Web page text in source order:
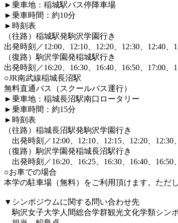
►乗車地：稲城駅バス停降車場
►乗車時間：約10分
►時刻表
（往路）稲城駅発駒沢学園行き
出発時刻／12:00、12:10、12:20、12:30、12:40、
（復路）駒沢学園発稲城駅行き
出発時刻／16:20、16:30、16:40、16:50、17:00、
○JR南武線稲城長沼駅
無料直通バス（スクールバス運行）
►乗車地：稲城長沼駅南口ロータリー
►乗車時間：約15分
►時刻表
（往路）稲城長沼駅発駒沢学園行き
出発時刻／12:00、12:10、12:15、12:20、12:30
（復路）駒沢学園発稲城長沼駅行き
出発時刻／16:20、16:25、16:30、16:40、16:50
○お車での場合
本学の駐車場（無料）をご利用頂けます。ただ
▼シンポジウムに関する問い合わせ先
駒沢女子大学人間総合学群観光文化学類シン